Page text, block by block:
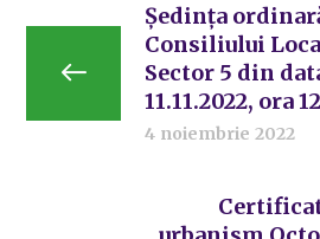
Ședința
Consiliului
Sector 5 din
11.11.2022, ora
4 noiembrie 2022